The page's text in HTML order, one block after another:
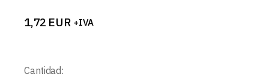
1,72 EUR +IVA
Cantidad: